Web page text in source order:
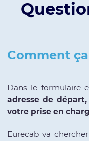
Comment
Dans le formulaire
adresse de
votre prise en
Eurecab va